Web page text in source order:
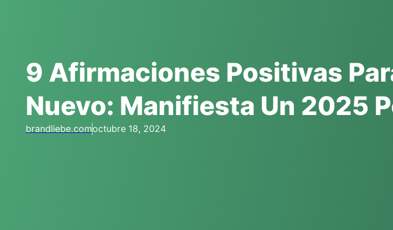
9 Afirmaciones Positivas
Nuevo: Manifiesta Un 2025
brandliebe.comoctubre 18, 2024